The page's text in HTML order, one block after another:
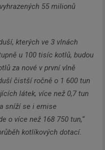
55 milionů
kterých ve 3 vlnách
u 100 tisíc kotlů, budou
za nové v první vlně
čistší ročně o 1 600 tun
látek, více než 0,7 tun
sníží se i emise
o více než 168 750 tun,“
kotlíkových dotací.